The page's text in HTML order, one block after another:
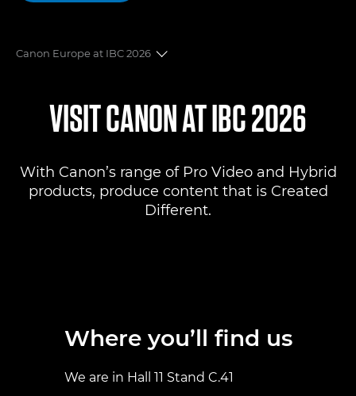
Canon Europe at IBC 2026
Products
Pro AV Solutions
VISIT CANON AT IBC 2026
With Canon’s range of Pro Video and Hybrid
products, produce content that is Created
Different.
Where you’ll find us
We are in Hall 11 Stand C.41